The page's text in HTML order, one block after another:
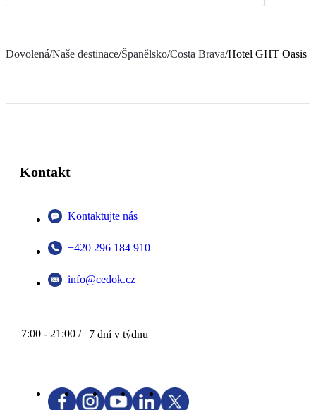
Dovolená/Naše destinace/Španělsko/Costa Brava/Hotel GHT Oasis
Kontakt
Kontaktujte nás
+420 296 184 910
info@cedok.cz
7:00 - 21:00 / 7 dní v týdnu